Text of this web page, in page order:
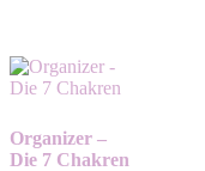
Organizer –
Die 7 Chakren